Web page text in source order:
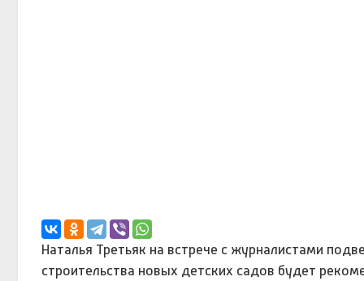
Наталья Третьяк на встрече с журналистами
строительства новых детских садов будет